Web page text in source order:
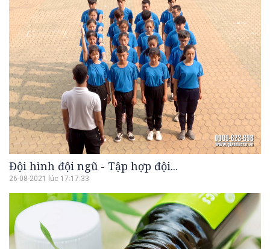
Đội hình đội ngũ - Tập hợp đội...
26-08-2021 lúc 17:17:33